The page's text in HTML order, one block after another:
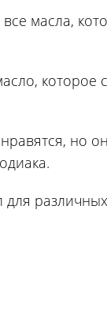
масла,
которое
но
для